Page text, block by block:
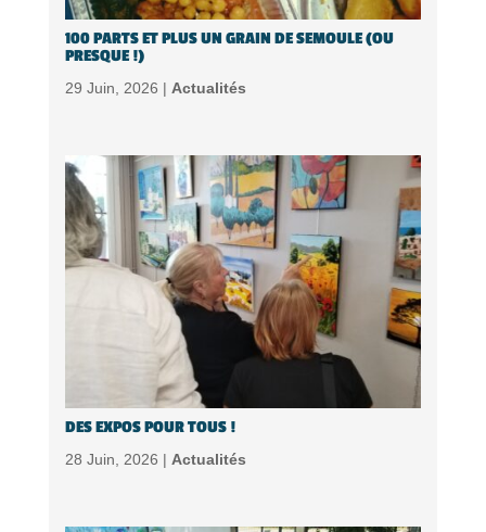
100 PARTS ET PLUS UN GRAIN DE SEMOULE (OU
PRESQUE !)
29 Juin, 2026 | Actualités
DES EXPOS POUR TOUS !
28 Juin, 2026 | Actualités